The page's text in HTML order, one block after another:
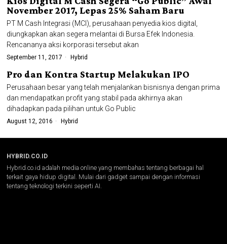
November 2017, Lepas 25% Saham Baru
PT M Cash Integrasi (MCI), perusahaan penyedia kios digital,
diungkapkan akan segera melantai di Bursa Efek Indonesia.
Rencananya aksi korporasi tersebut akan
September 11, 2017 Hybrid
Pro dan Kontra Startup Melakukan IPO
Perusahaan besar yang telah menjalankan bisnisnya dengan prima
dan mendapatkan profit yang stabil pada akhirnya akan
dihadapkan pada pilihan untuk Go Public
August 12, 2016 Hybrid
HYBRID.CO.ID
Hybrid.co.id adalah media online yang membahas tentang berbagai hal
terkait gaya hidup digital. Mulai dari gadget sampai dengan informasi
tentang teknologi terkini seperti AI.